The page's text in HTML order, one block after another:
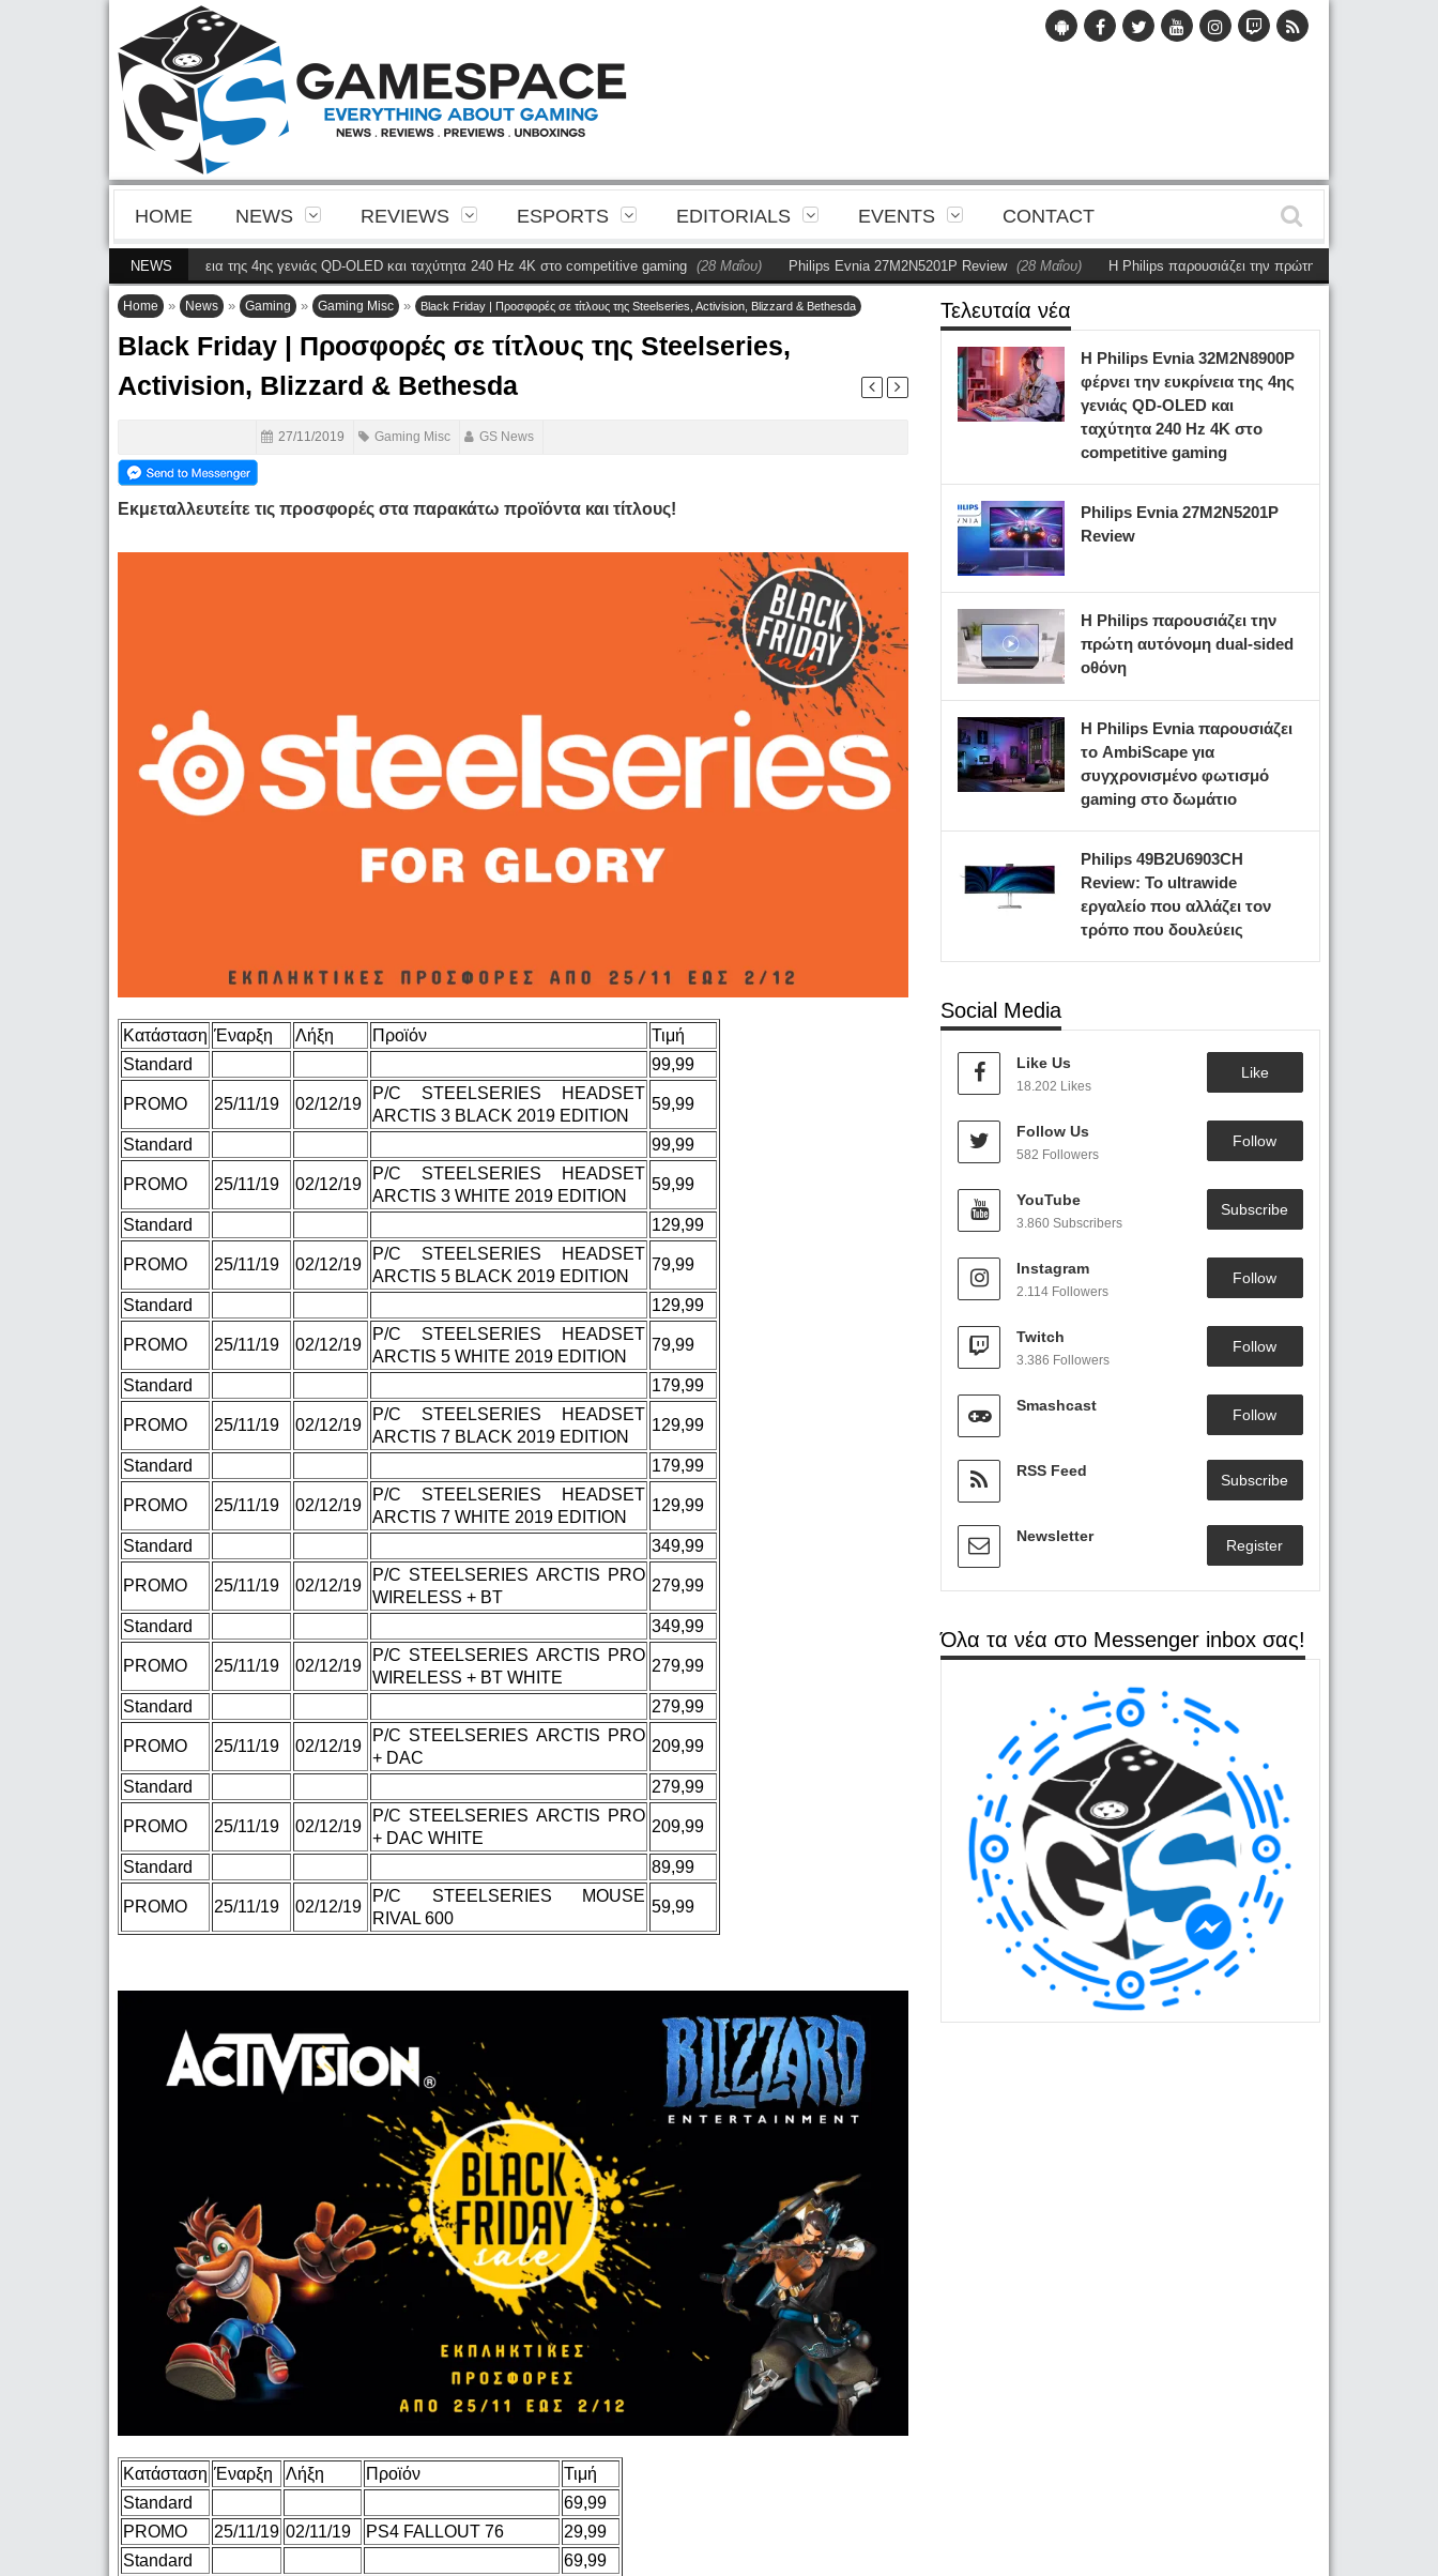
HOME NEWS REVIEWS ESPORTS EDITORIALS EVENTS CONTACT
NEWS
φέρνει την ευκρίνεια της 4ης γενιάς QD-OLED και ταχύτητα 240 Hz 4K στο competitive gaming (28 Μαΐου) Philips Evnia 27M2N5201P Review (28 Μαΐου) Η Philips παρουσιάζει την πρώτη αυτόνομη dual-sided οθόνη
Home » News » Gaming » Gaming Misc » Black Friday | Προσφορές σε τίτλους της Steelseries, Activision, Blizzard & Bethesda
Black Friday | Προσφορές σε τίτλους της Steelseries,
Activision, Blizzard & Bethesda
27/11/2019 Gaming Misc GS News
Εκμεταλλευτείτε τις προσφορές στα παρακάτω προϊόντα και τίτλους!
Κατάσταση Έναρξη Λήξη Προϊόν
Τιμή
Standard
99,99
PROMO 25/11/19 02/12/19
P/C STEELSERIES HEADSET
ARCTIS 3 BLACK 2019 EDITION
59,99
Standard 99,99
PROMO 25/11/19 02/12/19
P/C STEELSERIES HEADSET
ARCTIS 3 WHITE 2019 EDITION
59,99
Standard 129,99
PROMO 25/11/19 02/12/19
P/C STEELSERIES HEADSET
ARCTIS 5 BLACK 2019 EDITION
79,99
Standard 129,99
PROMO 25/11/19 02/12/19
P/C STEELSERIES HEADSET
ARCTIS 5 WHITE 2019 EDITION
79,99
Standard 179,99
PROMO 25/11/19 02/12/19
P/C STEELSERIES HEADSET
ARCTIS 7 BLACK 2019 EDITION
129,99
Standard 179,99
PROMO 25/11/19 02/12/19
P/C STEELSERIES HEADSET
ARCTIS 7 WHITE 2019 EDITION
129,99
Standard 349,99
PROMO 25/11/19 02/12/19
P/C STEELSERIES ARCTIS PRO
WIRELESS + BT
279,99
Standard 349,99
PROMO 25/11/19 02/12/19
P/C STEELSERIES ARCTIS PRO
WIRELESS + BT WHITE
279,99
Standard 279,99
PROMO 25/11/19 02/12/19
P/C STEELSERIES ARCTIS PRO
+ DAC
209,99
Standard 279,99
PROMO 25/11/19 02/12/19
P/C STEELSERIES ARCTIS PRO
+ DAC WHITE
209,99
Standard 89,99
PROMO 25/11/19 02/12/19
P/C STEELSERIES MOUSE
RIVAL 600
59,99
Κατάσταση Έναρξη Λήξη Προϊόν
Τιμή
Standard
69,99
PROMO
25/11/19 02/11/19 PS4 FALLOUT 76
29,99
Standard
69,99
Τελευταία νέα
Η Philips Evnia 32M2N8900P
φέρνει την ευκρίνεια της 4ης
γενιάς QD-OLED και
ταχύτητα 240 Hz 4K στο
competitive gaming
Philips Evnia 27M2N5201P
Review
Η Philips παρουσιάζει την
πρώτη αυτόνομη dual-sided
οθόνη
Η Philips Evnia παρουσιάζει
το AmbiScape για
συγχρονισμένο φωτισμό
gaming στο δωμάτιο
Philips 49B2U6903CH
Review: Το ultrawide
εργαλείο που αλλάζει τον
τρόπο που δουλεύεις
Social Media
Like Us
18.202 Likes
Like
Follow Us
582 Followers
Follow
YouTube
3.860 Subscribers
Subscribe
Instagram
2.114 Followers
Follow
Twitch
3.386 Followers
Follow
Smashcast
Follow
RSS Feed
Subscribe
Newsletter
Register
Όλα τα νέα στο Messenger inbox σας!